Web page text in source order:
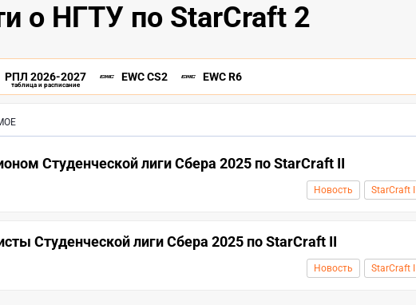
о НГТУ по StarCraft 2
РПЛ 2026-2027
таблица и расписание
EWC CS2 EWC R6
Студенческой лиги Сбера 2025 по StarCraft II
Новость StarCraft
Студенческой лиги Сбера 2025 по StarCraft II
Новость StarCraft